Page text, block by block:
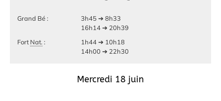
Grand Bé :
3h45 ➔ 8h33
16h14 ➔ 20h39
Fort Nat. :
1h44 ➔ 10h18
14h00 ➔ 22h30
Mercredi 18 juin